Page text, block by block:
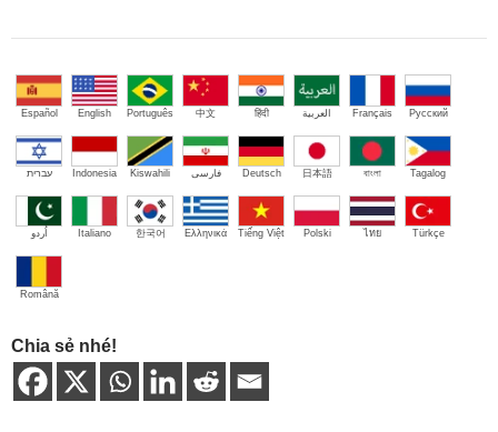
Español English Português 中文 हिंदी العربية Français Русский
עברית Indonesia Kiswahili فارسی Deutsch 日本語 বাংলা Tagalog
اُردو Italiano 한국어 Ελληνικά Tiếng Việt Polski ไทย Türkçe
Română
Chia sẻ nhé!